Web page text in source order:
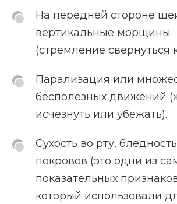
На передней стороне
вертикальные морщины
(стремление свернуться
Парализация или
бесполезных движений
исчезнуть или убежать).
Сухость во рту,
покровов (это одни из
показательных
который использовали